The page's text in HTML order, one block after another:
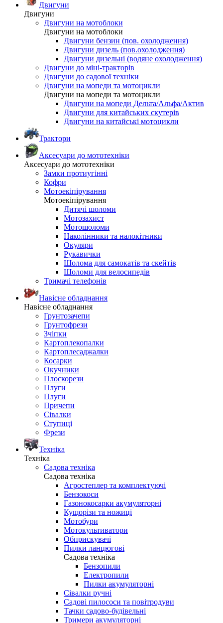
Двигуни
Двигуни
Двигуни на мотоблоки
Двигуни на мотоблоки
Двигуни бензин (пов. охолодження)
Двигуни дизель (пов.охолодження)
Двигуни дизельні (водяне охолодження)
Двигуни до міні-тракторів
Двигуни до садової техніки
Двигуни на мопеди та мотоцикли
Двигуни на мопеди та мотоцикли
Двигуни на мопеди Дельта/Альфа/Актив
Двигуни для китайських скутерів
Двигуни на китайські мотоцикли
Трактори
Аксесуари до мототехніки
Аксесуари до мототехніки
Замки протиугінні
Кофри
Мотоекіпірування
Мотоекіпірування
Дитячі шоломи
Мотозахист
Мотошоломи
Наколінники та налокітники
Окуляри
Рукавички
Шолома для самокатів та скейтів
Шоломи для велосипедів
Тримачі телефонів
Навісне обладнання
Навісне обладнання
Грунтозачепи
Грунтофрези
Зчіпки
Картоплекопалки
Картоплесаджалки
Косарки
Окучники
Плоскорези
Плуги
Плуги
Причепи
Сівалки
Ступиці
Фрези
Техніка
Техніка
Садова техніка
Садова техніка
Агростеплер та комплектуючі
Бензокоси
Газонокосарки акумуляторні
Кущорізи та ножиці
Мотобури
Мотокультиватори
Обприскувачі
Пилки ланцюгові
Садова техніка
Бензопили
Електропили
Пилки акумуляторні
Сівалки ручні
Садові пилососи та повітродуви
Тачки садово-будівельні
Тримери акумуляторні